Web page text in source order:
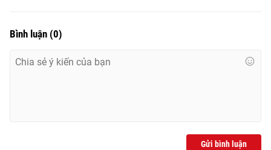
Bình luận (0)
Gửi bình luận